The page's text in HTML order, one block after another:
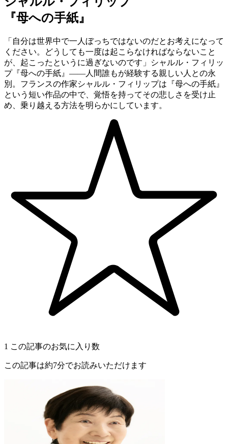
『母への手紙』
「自分は世界中で一人ぼっちではないのだとお考えになって
ください。どうしても一度は起こらなければならないこと
が、起こったというに過ぎないのです」シャルル・フィリッ
プ『母への手紙』——人間誰もが経験する親しい人との永
別。フランスの作家シャルル・フィリップは『母への手紙』
という短い作品の中で、覚悟を持ってその悲しさを受け止
め、乗り越える方法を明らかにしています。
1 この記事のお気に入り数
この記事は約7分でお読みいただけます